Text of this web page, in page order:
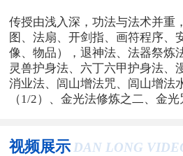
传授由浅入深，功法与法术并重
图、法扇、开剑指、画符程序、
像、物品），退神法、法器祭炼
灵兽护身法、六丁六甲护身法、
消业法、闾山增法咒、闾山增法
（1/2）、金光法修炼之二、金光
视频展示 DAN LONG